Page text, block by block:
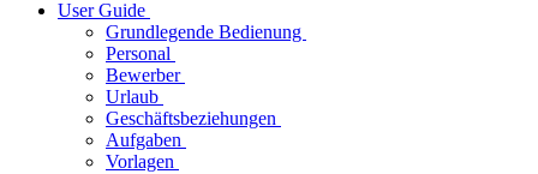
User Guide
Grundlegende Bedienung
Personal
Bewerber
Urlaub
Geschäftsbeziehungen
Aufgaben
Vorlagen